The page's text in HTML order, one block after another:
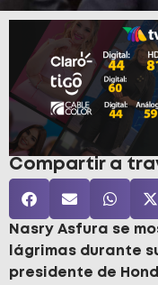
Compartir a
Nasry Asfura se
lágrimas durante
presidente de